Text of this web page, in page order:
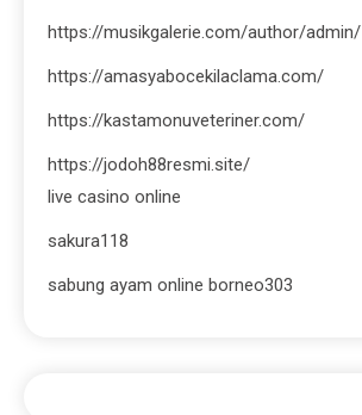
https://musikgalerie.com/author/admin/
https://amasyabocekilaclama.com/
https://kastamonuveteriner.com/
https://jodoh88resmi.site/
live casino online
sakura118
sabung ayam online borneo303